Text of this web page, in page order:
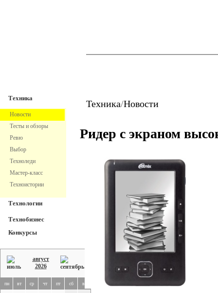
Техника
Новости
Тесты и обзоры
Ревю
Выбор
Техноледи
Мастер-класс
Техноистории
Технологии
Технобизнес
Конкурсы
август
2026
пн вт ср чт пт сб вс
Техника/Новости
Ридер с экраном